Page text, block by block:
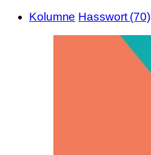
Kolumne Hasswort (70)